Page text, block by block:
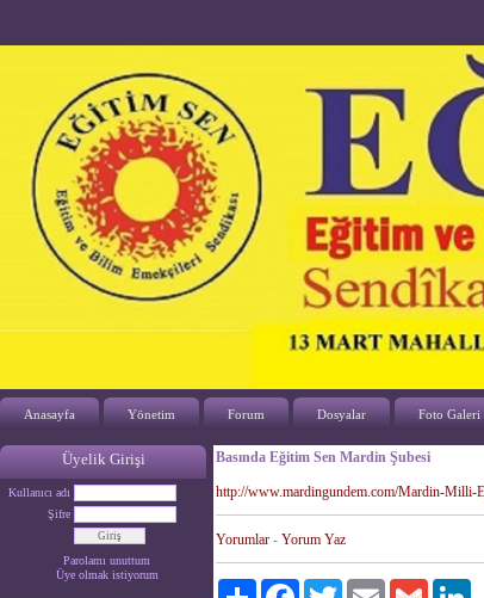
Anasayfa Yönetim Forum Dosyalar Foto Galeri
Üyelik Girişi
Kullanıcı adı
Şifre
Parolamı unuttum
Üye olmak istiyorum
Basında Eğitim Sen Mardin Şubesi
http://www.mardingundem.com/Mardin-
Yorumlar - Yorum Yaz
Paylaş FacebookTwitter Email Gmail